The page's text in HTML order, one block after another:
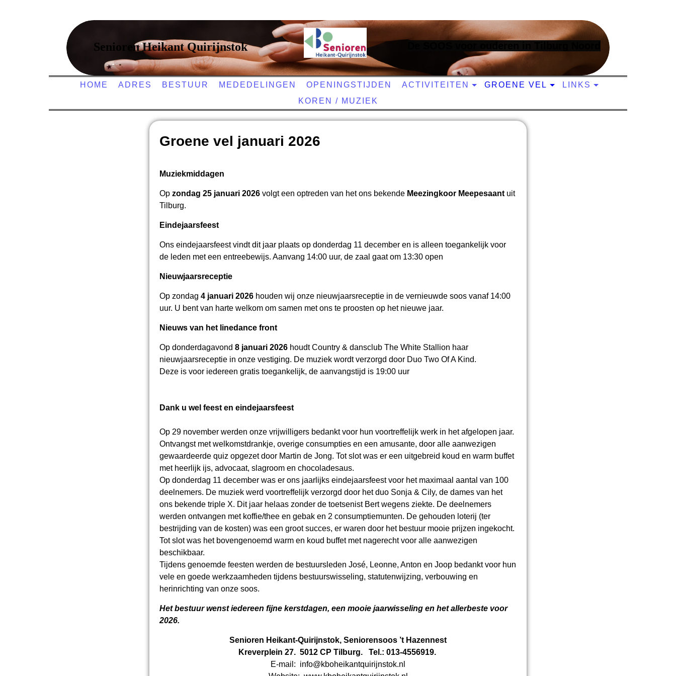
Senioren Heikant Quirijnstok
HOME ADRES BESTUUR MEDEDELINGEN OPENINGSTIJDEN ACTIVITEITEN GROENE VEL
LINKS
KOREN / MUZIEK
Groene vel januari 2026
Muziekmiddagen
Op zondag 25 januari 2026 volgt een optreden van het ons bekende Meezingkoor Meepesaant uit
Tilburg.
Eindejaarsfeest
Ons eindejaarsfeest vindt dit jaar plaats op donderdag 11 december en is alleen toegankelijk voor
de leden met een entreebewijs. Aanvang 14:00 uur, de zaal gaat om 13:30 open
Nieuwjaarsreceptie
Op zondag 4 januari 2026 houden wij onze nieuwjaarsreceptie in de vernieuwde soos vanaf 14:00
uur. U bent van harte welkom om samen met ons te proosten op het nieuwe jaar.
Nieuws van het linedance front
Op donderdagavond 8 januari 2026 houdt Country & dansclub The White Stallion haar
nieuwjaarsreceptie in onze vestiging. De muziek wordt verzorgd door Duo Two Of A Kind.
Deze is voor iedereen gratis toegankelijk, de aanvangstijd is 19:00 uur
Dank u wel feest en eindejaarsfeest
Op 29 november werden onze vrijwilligers bedankt voor hun voortreffelijk werk in het afgelopen jaar.
Ontvangst met welkomstdrankje, overige consumpties en een amusante, door alle aanwezigen
gewaardeerde quiz opgezet door Martin de Jong. Tot slot was er een uitgebreid koud en warm buffet
met heerlijk ijs, advocaat, slagroom en chocoladesaus.
Op donderdag 11 december was er ons jaarlijks eindejaarsfeest voor het maximaal aantal van 100
deelnemers. De muziek werd voortreffelijk verzorgd door het duo Sonja & Cily, de dames van het
ons bekende triple X. Dit jaar helaas zonder de toetsenist Bert wegens ziekte. De deelnemers
werden ontvangen met koffie/thee en gebak en 2 consumptiemunten. De gehouden loterij (ter
bestrijding van de kosten) was een groot succes, er waren door het bestuur mooie prijzen ingekocht.
Tot slot was het bovengenoemd warm en koud buffet met nagerecht voor alle aanwezigen
beschikbaar.
Tijdens genoemde feesten werden de bestuursleden José, Leonne, Anton en Joop bedankt voor hun
vele en goede werkzaamheden tijdens bestuurswisseling, statutenwijzing, verbouwing en
herinrichting van onze soos.
Het bestuur wenst iedereen fijne kerstdagen, een mooie jaarwisseling en het allerbeste voor
2026.
Senioren Heikant-Quirijnstok, Seniorensoos ’t Hazennest
Kreverplein 27. 5012 CP Tilburg. Tel.: 013-4556919.
E-mail: info@kboheikantquirijnstok.nl